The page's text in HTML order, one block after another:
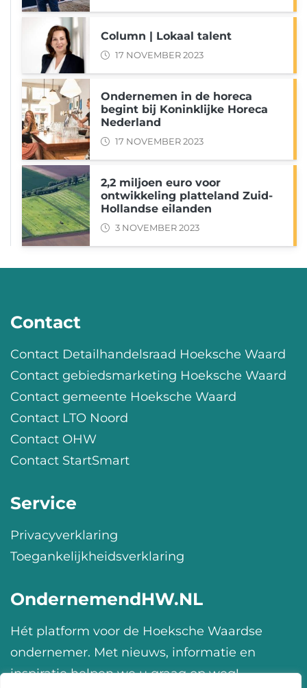
Column | Lokaal talent
17 NOVEMBER 2023
Ondernemen in de horeca
begint bij Koninklijke Horeca
Nederland
17 NOVEMBER 2023
2,2 miljoen euro voor
ontwikkeling platteland Zuid-
Hollandse eilanden
3 NOVEMBER 2023
Contact
Contact Detailhandelsraad Hoeksche Waard
Contact gebiedsmarketing Hoeksche Waard
Contact gemeente Hoeksche Waard
Contact LTO Noord
Contact OHW
Contact StartSmart
Service
Privacyverklaring
Toegankelijkheidsverklaring
OndernemendHW.NL
Hét platform voor de Hoeksche Waardse
ondernemer. Met nieuws, informatie en
inspiratie helpen we u graag op weg!